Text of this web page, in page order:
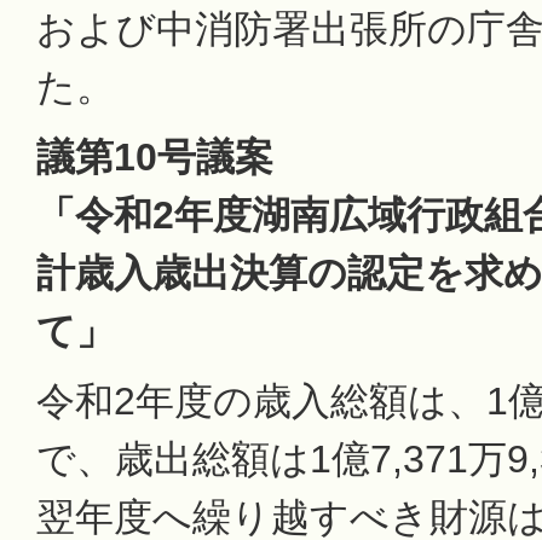
および中消防署出張所の庁
た。
議第10号議案
「令和2年度湖南広域行政
計歳入歳出決算の認定を求
て」
令和2年度の歳入総額は、1
で、歳出総額は1億7,371万
翌年度へ繰り越すべき財源